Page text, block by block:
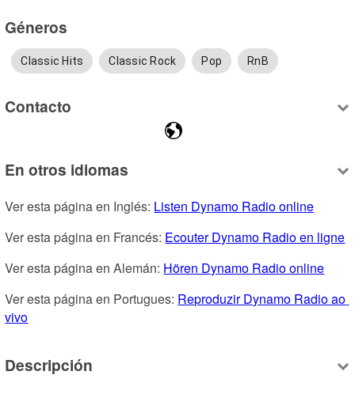
Géneros
Classic Hits Classic Rock Pop RnB
Contacto
En otros idiomas
Ver esta página en Inglés: Listen Dynamo Radio online
Ver esta página en Francés: Ecouter Dynamo Radio en ligne
Ver esta página en Alemán: Hören Dynamo Radio online
Ver esta página en Portugues: Reproduzir Dynamo Radio ao
vivo
Descripción